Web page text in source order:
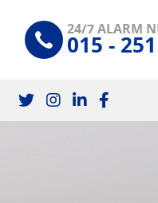
24/7 ALARM
015 -